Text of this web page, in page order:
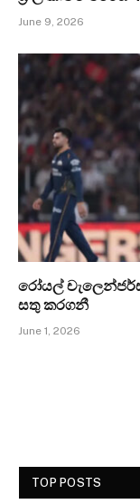
June 9, 2026
රෝයල්
සතු කරගනී
June 1, 2026
TOP POSTS